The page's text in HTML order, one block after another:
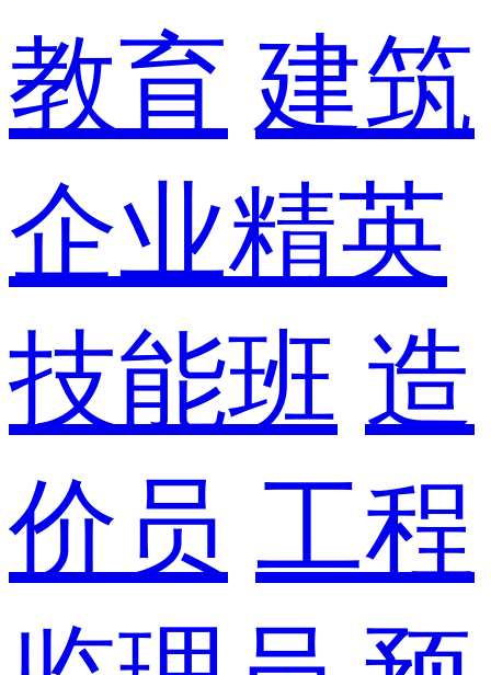
教育 建筑
企业精英
技能班 造
价员 工程